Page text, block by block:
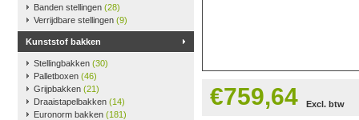
Banden stellingen (28)
Verrijdbare stellingen (9)
Kunststof bakken
Stellingbakken (30)
Palletboxen (46)
Grijpbakken (21)
Draaistapelbakken (14)
Euronorm bakken (181)
€759,64 Excl. btw